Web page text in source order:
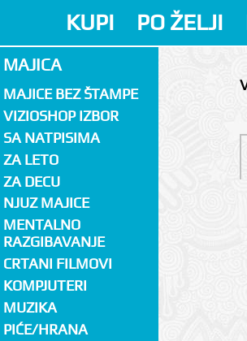
KUPI PO ŽELJI
MAJICA
MAJICE BEZ ŠTAMPE
VIZIOSHOP IZBOR
SA NATPISIMA
ZA LETO
ZA DECU
NJUZ MAJICE
MENTALNO
RAZGIBAVANJE
CRTANI FILMOVI
KOMPJUTERI
MUZIKA
PIĆE/HRANA